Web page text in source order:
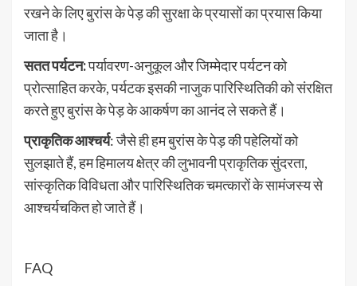
रखने के लिए बुरांस के पेड़ की सुरक्षा के प्रयासों का प्रयास किया
जाता है।
सतत पर्यटन:पर्यावरण-अनुकूल और जिम्मेदार पर्यटन को
प्रोत्साहित करके, पर्यटक इसकी नाजुक पारिस्थितिकी को संरक्षित
करते हुए बुरांस के पेड़ के आकर्षण का आनंद ले सकते हैं।
प्राकृतिक आश्चर्य: जैसे ही हम बुरांस के पेड़ की पहेलियों को
सुलझाते हैं, हम हिमालय क्षेत्र की लुभावनी प्राकृतिक सुंदरता,
सांस्कृतिक विविधता और पारिस्थितिक चमत्कारों के सामंजस्य से
आश्चर्यचकित हो जाते हैं।
FAQ